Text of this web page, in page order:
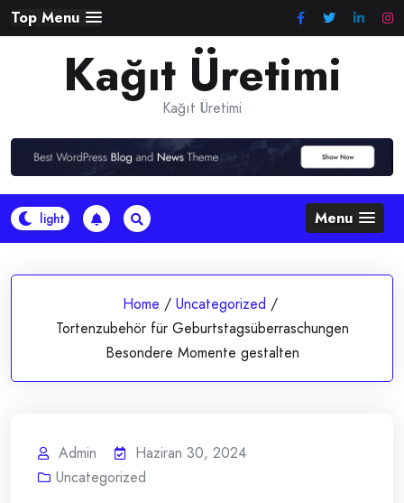
Skip
to
Top Menu
Kağıt Üretimi
Kağıt Üretimi
Menu
Home / Uncategorized /
Tortenzubehör für Geburtstagsüberraschungen
Besondere Momente gestalten
Admin
Haziran 30, 2024
Uncategorized